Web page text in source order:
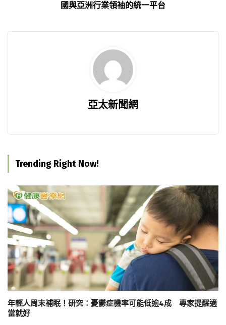
國與亞洲行業領袖的統一平台
亞太新聞網
Trending Right Now!
年輕人周末補眠！研究：憂鬱症機率可能低逾4成 專家提醒適
當就好